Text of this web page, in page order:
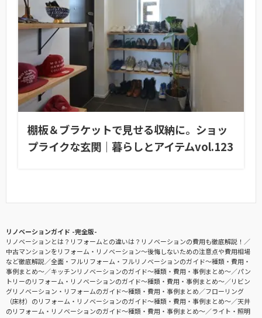
棚板＆ブラケットで見せる収納に。ショッ
プライクな玄関｜暮らしとアイテムvol.123
リノベーションガイド -完全版-
リノベーションとは？リフォームとの違いは？リノベーションの費用も徹底解説！
中古マンションをリフォーム・リノベーション〜後悔しないための注意点や費用相場
など徹底解説
全面・フルリフォーム・フルリノベーションのガイド〜種類・費用・
事例まとめ〜
キッチンリノベーションのガイド〜種類・費用・事例まとめ〜
パン
トリーのリフォーム・リノベーションのガイド〜種類・費用・事例まとめ〜
リビン
グリノベーション・リフォームのガイド〜種類・費用・事例まとめ
フローリング
（床材）のリフォーム・リノベーションのガイド〜種類・費用・事例まとめ〜
天井
のリフォーム・リノベーションのガイド〜種類・費用・事例まとめ〜
ライト・照明